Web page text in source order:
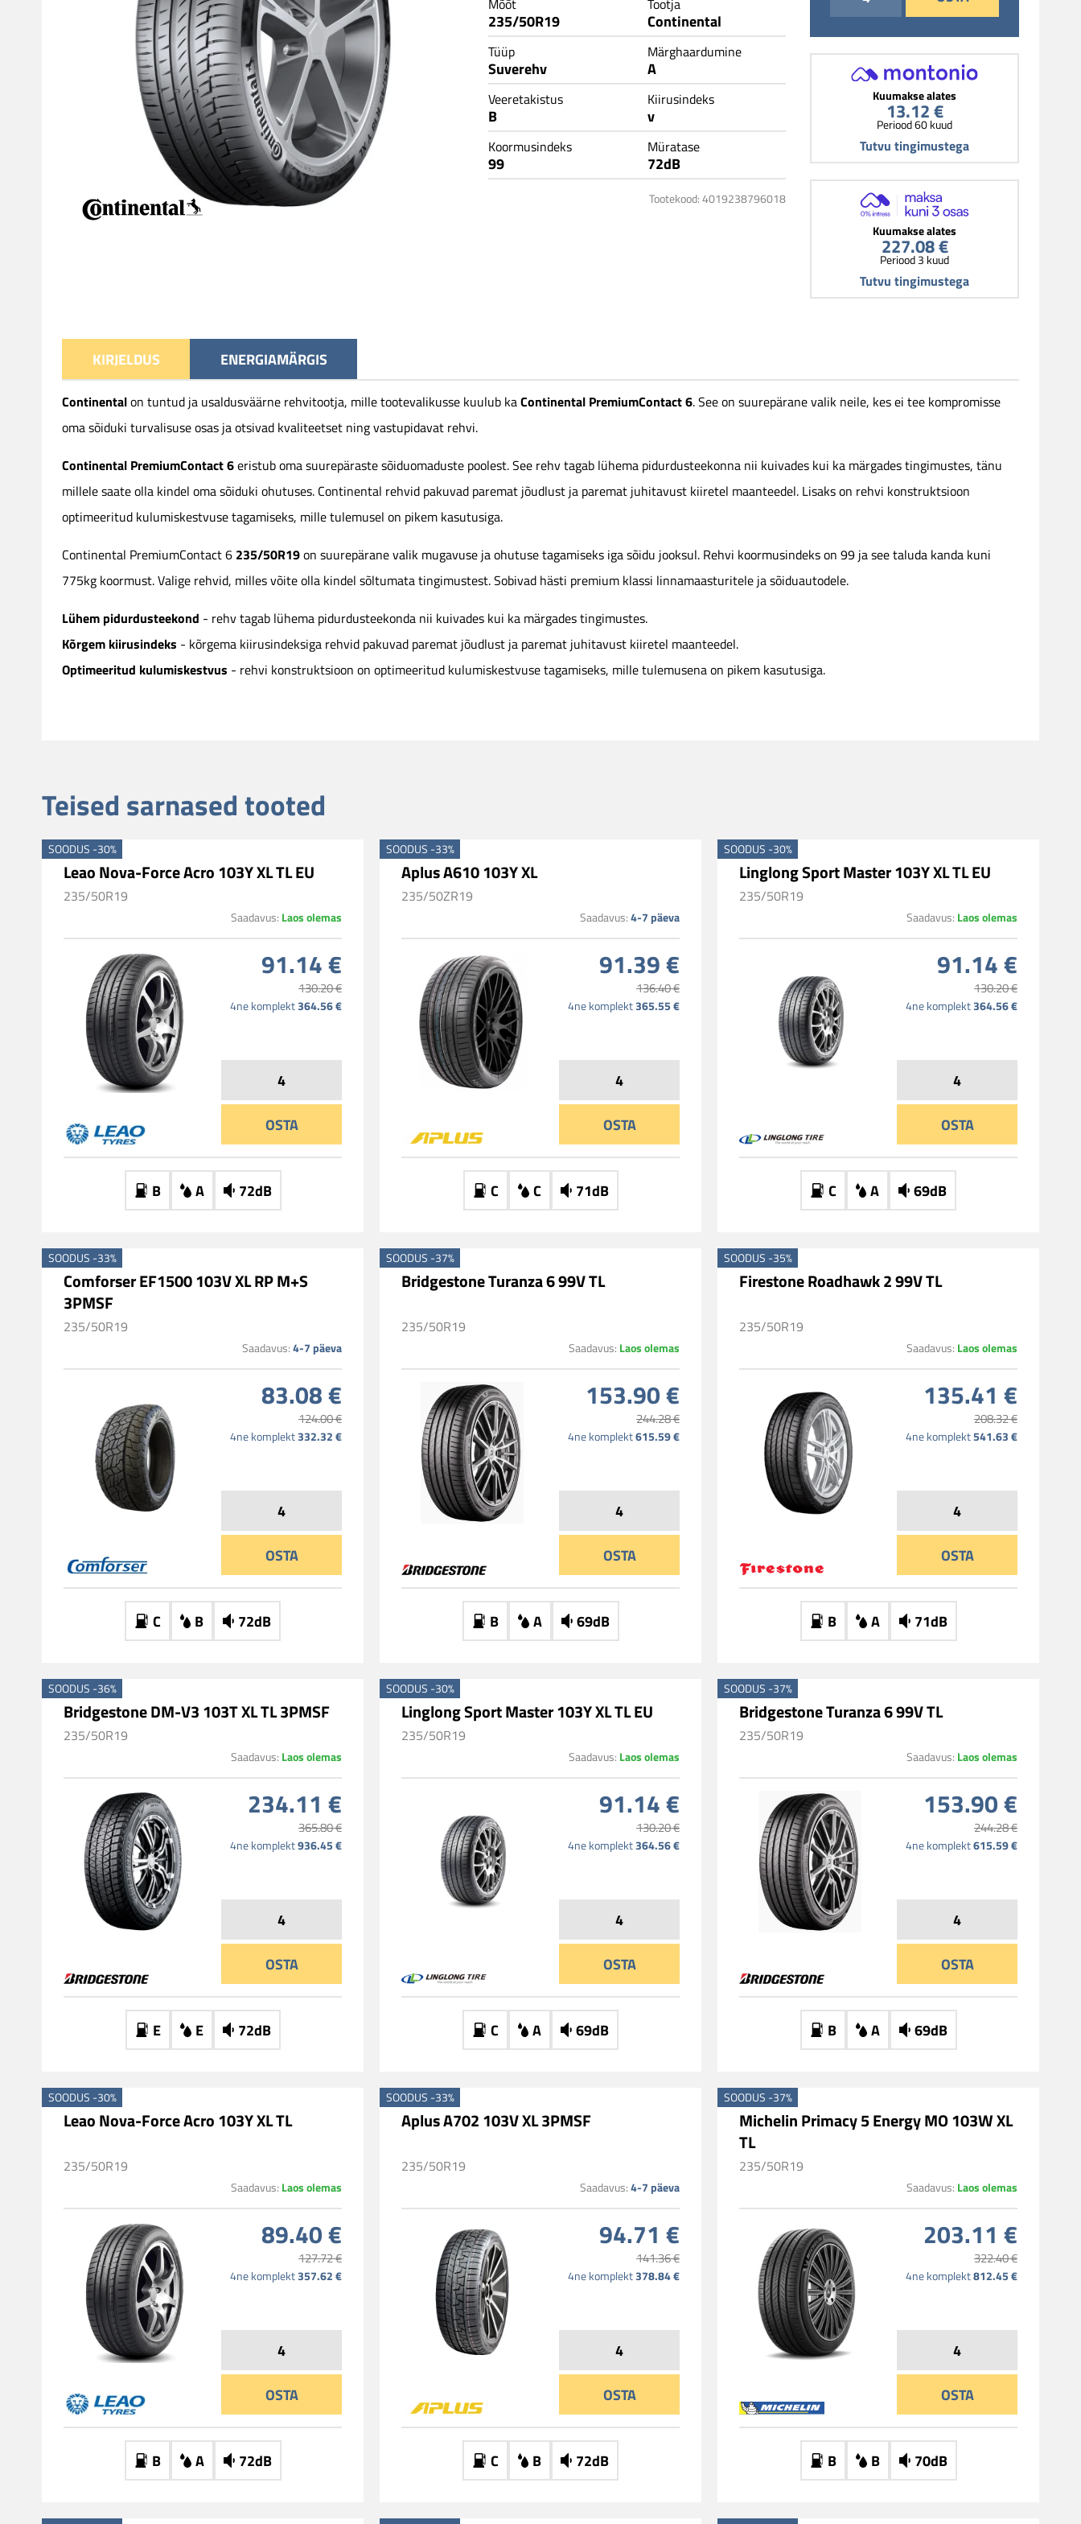
Mõõt
235/50R19
Tootja
Continental
Tüüp
Suverehv
Märghaardumine
A
Veeretakistus
B
Kiirusindeks
v
Koormusindeks
99
Müratase
72dB
Tootekood: 4019238796018
Kuumakse alates
13.12 €
Periood 60 kuud
Tutvu tingimustega
Kuumakse alates
227.08 €
Periood 3 kuud
Tutvu tingimustega
KIRJELDUS ENERGIAMÄRGIS
Continentalon tuntud ja usaldusväärne rehvitootja, mille tootevalikusse kuulub kaContinental PremiumContact 6. See on suurepärane valik neile, kes ei tee kompromisse
oma sõiduki turvalisuse osas ja otsivad kvaliteetset ning vastupidavat rehvi.
Continental PremiumContact 6eristub oma suurepäraste sõiduomaduste poolest. See rehv tagab lühema pidurdusteekonna nii kuivades kui ka märgades tingimustes, tänu
millele saate olla kindel oma sõiduki ohutuses. Continental rehvid pakuvad paremat jõudlust ja paremat juhitavust kiiretel maanteedel. Lisaks on rehvi konstruktsioon
optimeeritud kulumiskestvuse tagamiseks, mille tulemusel on pikem kasutusiga.
Continental PremiumContact 6 235/50R19on suurepärane valik mugavuse ja ohutuse tagamiseks iga sõidu jooksul. Rehvi koormusindeks on 99 ja see taluda kanda kuni
775kg koormust. Valige rehvid, milles võite olla kindel sõltumata tingimustest. Sobivad hästi premium klassi linnamaasturitele ja sõiduautodele.
Lühem pidurdusteekond - rehv tagab lühema pidurdusteekonda nii kuivades kui ka märgades tingimustes.
Kõrgem kiirusindeks - kõrgema kiirusindeksiga rehvid pakuvad paremat jõudlust ja paremat juhitavust kiiretel maanteedel.
Optimeeritud kulumiskestvus - rehvi konstruktsioon on optimeeritud kulumiskestvuse tagamiseks, mille tulemusena on pikem kasutusiga.
Teised sarnased tooted
SOODUS -30%
Leao Nova-Force Acro 103Y XL TL EU
235/50R19
Saadavus: Laos olemas
91.14 €
130.20 €
4ne komplekt364.56 €
OSTA
B A 72dB
SOODUS -33%
Aplus A610 103Y XL
235/50ZR19
Saadavus: 4-7 päeva
91.39 €
136.40 €
4ne komplekt365.55 €
OSTA
C C 71dB
SOODUS -30%
Linglong Sport Master 103Y XL TL EU
235/50R19
Saadavus: Laos olemas
91.14 €
130.20 €
4ne komplekt364.56 €
OSTA
C A 69dB
SOODUS -33%
Comforser EF1500 103V XL RP M+S
3PMSF
235/50R19
Saadavus: 4-7 päeva
83.08 €
124.00 €
4ne komplekt332.32 €
OSTA
C B 72dB
SOODUS -37%
Bridgestone Turanza 6 99V TL
235/50R19
Saadavus: Laos olemas
153.90 €
244.28 €
4ne komplekt615.59 €
OSTA
B A 69dB
SOODUS -35%
Firestone Roadhawk 2 99V TL
235/50R19
Saadavus: Laos olemas
135.41 €
208.32 €
4ne komplekt541.63 €
OSTA
B A 71dB
SOODUS -36%
Bridgestone DM-V3 103T XL TL 3PMSF
235/50R19
Saadavus: Laos olemas
234.11 €
365.80 €
4ne komplekt936.45 €
OSTA
E E 72dB
SOODUS -30%
Linglong Sport Master 103Y XL TL EU
235/50R19
Saadavus: Laos olemas
91.14 €
130.20 €
4ne komplekt364.56 €
OSTA
C A 69dB
SOODUS -37%
Bridgestone Turanza 6 99V TL
235/50R19
Saadavus: Laos olemas
153.90 €
244.28 €
4ne komplekt615.59 €
OSTA
B A 69dB
SOODUS -30%
Leao Nova-Force Acro 103Y XL TL
235/50R19
Saadavus: Laos olemas
89.40 €
127.72 €
4ne komplekt357.62 €
OSTA
B A 72dB
SOODUS -33%
Aplus A702 103V XL 3PMSF
235/50R19
Saadavus: 4-7 päeva
94.71 €
141.36 €
4ne komplekt378.84 €
OSTA
C B 72dB
SOODUS -37%
Michelin Primacy 5 Energy MO 103W XL
TL
235/50R19
Saadavus: Laos olemas
203.11 €
322.40 €
4ne komplekt812.45 €
OSTA
B B 70dB